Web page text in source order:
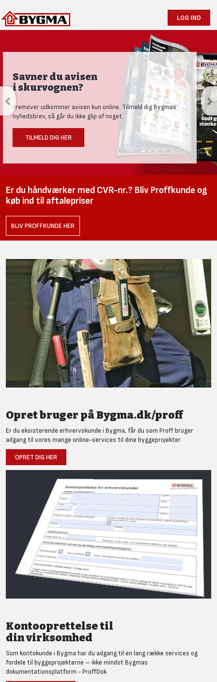
LOG IND
Savner du avisen
i skurvognen?
Fremover udkommer avisen kun online. Tilmeld dig Bygmas
nyhedsbrev, så går du ikke glip af noget.
TILMELD DIG HER
Er du håndværker med CVR-nr.? Bliv Proffkunde og
køb ind til aftalepriser
BLIV PROFFKUNDE HER
Opret bruger på Bygma.dk/proff
Er du eksisterende erhvervskunde i Bygma, får du som Proff bruger
adgang til vores mange online-services til dine byggeprojekter.
OPRET DIG HER
Kontooprettelse til
din virksomhed
Som kontokunde i Bygma har du adgang til en lang række services og
fordele til byggeprojekterne – ikke mindst Bygmas
dokumentationsplatform - ProffDok